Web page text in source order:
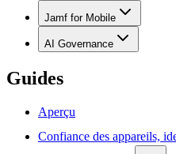
Jamf for Mobile
AI Governance
Guides
Aperçu
Confiance des appareils,